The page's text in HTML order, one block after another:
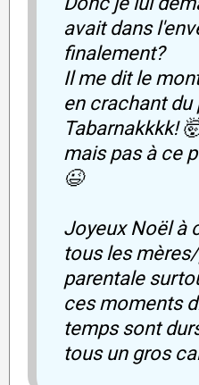
avait dans
finalement?
Il me dit le
en crachant du
Tabarnakkkk!
mais pas à ce
😉
Joyeux Noël à
tous les
parentale
ces moments
temps sont
tous un gros